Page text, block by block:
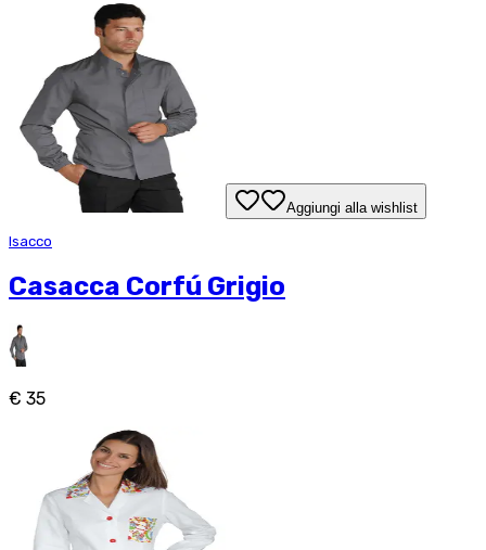
Aggiungi alla wishlist
Isacco
Casacca Corfú Grigio
€ 35